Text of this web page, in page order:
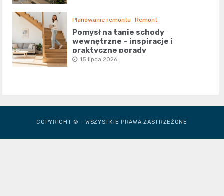
Planowanie remontu Remont
Pomysł na tanie schody
wewnętrzne – inspiracje i
praktyczne porady
15 lipca 2026
COPYRIGHT © - WSZYSTKIE PRAWA ZASTRZEŻONE